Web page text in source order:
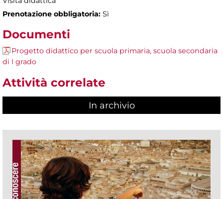
Prenotazione obbligatoria: Sì
Documenti
Progetto didattico per scuola primaria, scuola secondaria
di I grado
Attività correlate
In archivio